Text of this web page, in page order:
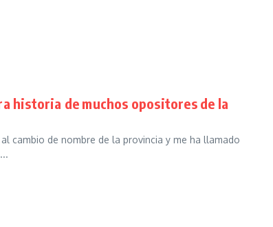
historia de muchos opositores de la
cambio de nombre de la provincia y me ha llamado